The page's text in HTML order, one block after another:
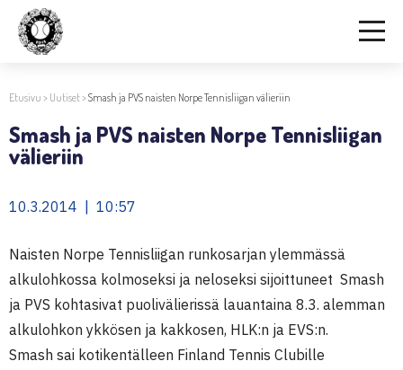
Etusivu > Uutiset>Smash ja PVS naisten Norpe Tennisliigan välieriin
Smash ja PVS naisten Norpe Tennisliigan
välieriin
10.3.2014 | 10:57
Naisten Norpe Tennisliigan runkosarjan ylemmässä
alkulohkossa kolmoseksi ja neloseksi sijoittuneet Smash
ja PVS kohtasivat puolivälierissä lauantaina 8.3. alemman
alkulohkon ykkösen ja kakkosen, HLK:n ja EVS:n.
Smash sai kotikentälleen Finland Tennis Clubille